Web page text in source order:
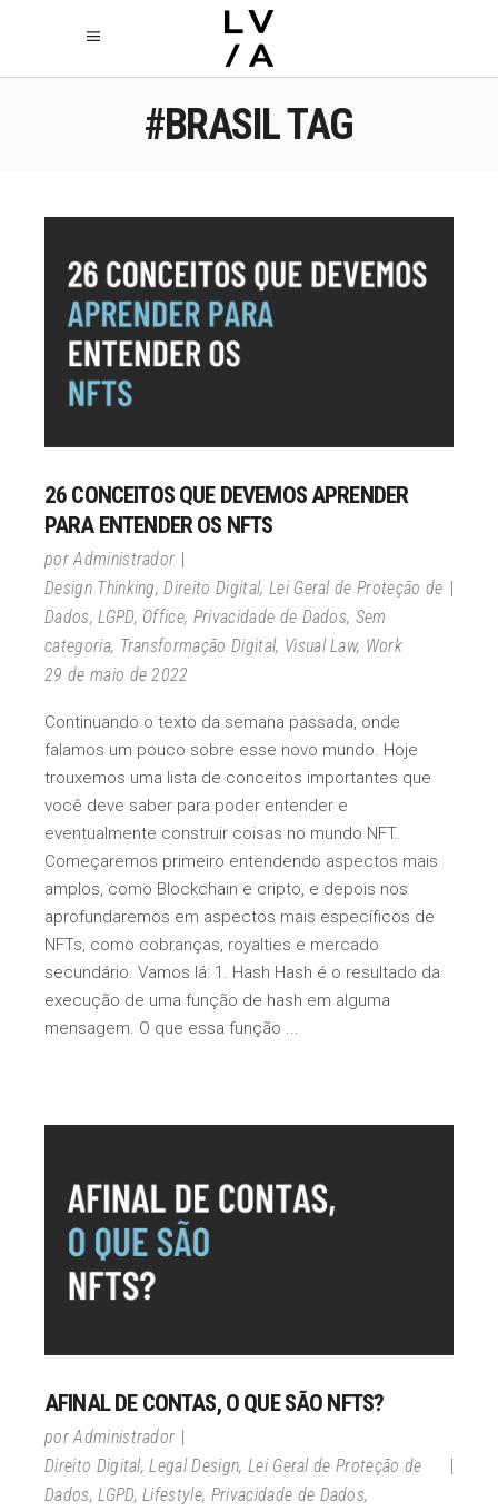
#BRASIL TAG
26 CONCEITOS QUE DEVEMOS APRENDER
PARA ENTENDER OS NFTS
porAdministrador
Design Thinking,Direito Digital, Lei Geral de Proteção de
Dados,LGPD, Office, Privacidade de Dados, Sem
categoria, Transformação Digital, Visual Law, Work
29 de maio de 2022
Continuando o texto da semana passada, onde
falamos um pouco sobre esse novo mundo. Hoje
trouxemos uma lista de conceitos importantes que
você deve saber para poder entender e
eventualmente construir coisas no mundo NFT.
Começaremos primeiro entendendo aspectos mais
amplos, como Blockchain e cripto, e depois nos
aprofundaremos em aspectos mais específicos de
NFTs, como cobranças, royalties e mercado
secundário. Vamos lá: 1. Hash Hash é o resultado da
execução de uma função de hash em alguma
mensagem. O que essa função
AFINAL DE CONTAS, O QUE SÃO NFTS?
porAdministrador
Direito Digital,Legal Design, Lei Geral de Proteção de
Dados,LGPD,Lifestyle, Privacidade de Dados,